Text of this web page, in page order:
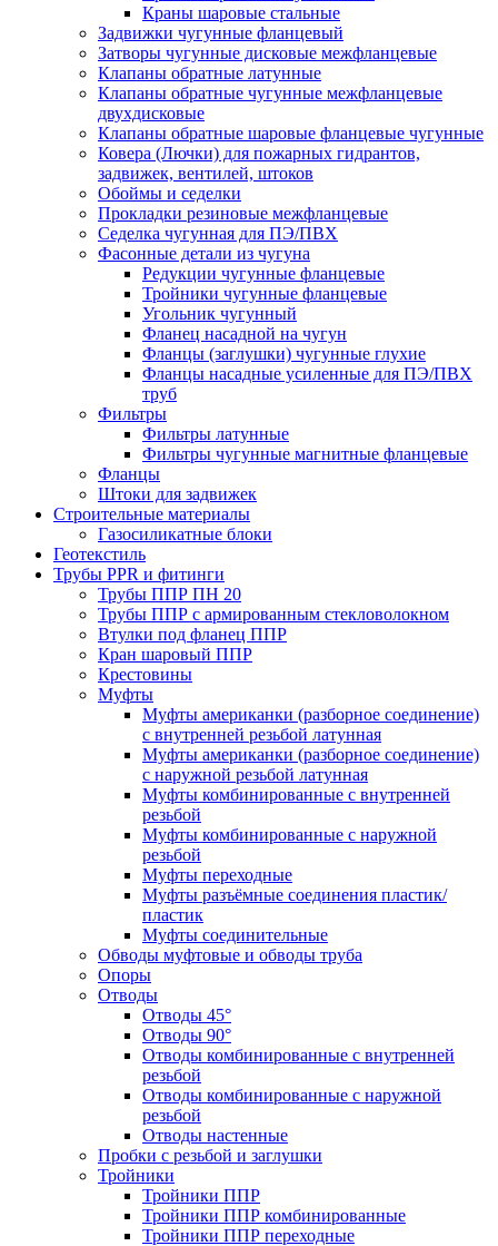
Краны шаровые стальные
Задвижки чугунные фланцевый
Затворы чугунные дисковые межфланцевые
Клапаны обратные латунные
Клапаны обратные чугунные межфланцевые
двухдисковые
Клапаны обратные шаровые фланцевые чугунные
Ковера (Лючки) для пожарных гидрантов,
задвижек, вентилей, штоков
Обоймы и седелки
Прокладки резиновые межфланцевые
Седелка чугунная для ПЭ/ПВХ
Фасонные детали из чугуна
Редукции чугунные фланцевые
Тройники чугунные фланцевые
Угольник чугунный
Фланец насадной на чугун
Фланцы (заглушки) чугунные глухие
Фланцы насадные усиленные для ПЭ/ПВХ
труб
Фильтры
Фильтры латунные
Фильтры чугунные магнитные фланцевые
Фланцы
Штоки для задвижек
Строительные материалы
Газосиликатные блоки
Геотекстиль
Трубы PPR и фитинги
Трубы ППР ПН 20
Трубы ППР с армированным стекловолокном
Втулки под фланец ППР
Кран шаровый ППР
Крестовины
Муфты
Муфты американки (разборное соединение)
с внутренней резьбой латунная
Муфты американки (разборное соединение)
с наружной резьбой латунная
Муфты комбинированные с внутренней
резьбой
Муфты комбинированные с наружной
резьбой
Муфты переходные
Муфты разъёмные соединения пластик/
пластик
Муфты соединительные
Обводы муфтовые и обводы труба
Опоры
Отводы
Отводы 45°
Отводы 90°
Отводы комбинированные с внутренней
резьбой
Отводы комбинированные с наружной
резьбой
Отводы настенные
Пробки с резьбой и заглушки
Тройники
Тройники ППР
Тройники ППР комбинированные
Тройники ППР переходные